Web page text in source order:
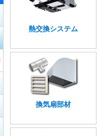
熱交換システム
換気扇部材